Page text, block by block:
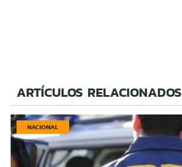
ARTÍCULOS RELACIONADOS
NACIONAL